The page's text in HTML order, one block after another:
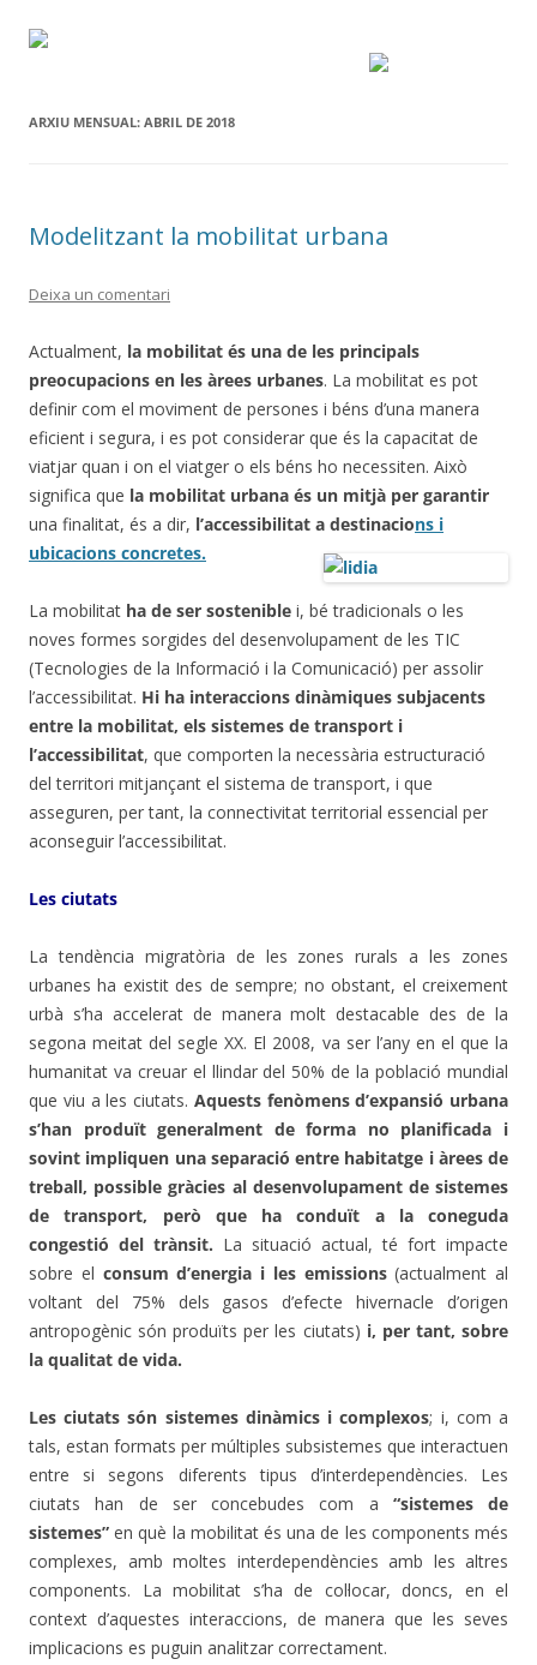
ARXIU MENSUAL: ABRIL DE 2018
Modelitzant la mobilitat urbana
Deixa un comentari
Actualment, la mobilitat és una de les principals
preocupacions en les àrees urbanes. La mobilitat es pot
definir com el moviment de persones i béns d’una manera
eficient i segura, i es pot considerar que és la capacitat de
viatjar quan i on el viatger o els béns ho necessiten. Això
significa que la mobilitat urbana és un mitjà per garantir
una finalitat, és a dir, l’accessibilitat a destinacions i
ubicacions concretes.
La mobilitat ha de ser sostenible i, bé tradicionals o les
noves formes sorgides del desenvolupament de les TIC
(Tecnologies de la Informació i la Comunicació) per assolir
l’accessibilitat. Hi ha interaccions dinàmiques subjacents
entre la mobilitat, els sistemes de transport i
l’accessibilitat, que comporten la necessària estructuració
del territori mitjançant el sistema de transport, i que
asseguren, per tant, la connectivitat territorial essencial per
aconseguir l’accessibilitat.
Les ciutats
La tendència migratòria de les zones rurals a les zones
urbanes ha existit des de sempre; no obstant, el creixement
urbà s’ha accelerat de manera molt destacable des de la
segona meitat del segle XX. El 2008, va ser l’any en el que la
humanitat va creuar el llindar del 50% de la població mundial
que viu a les ciutats. Aquests fenòmens d’expansió urbana
s’han produït generalment de forma no planificada i
sovint impliquen una separació entre habitatge i àrees de
treball, possible gràcies al desenvolupament de sistemes
de transport, però que ha conduït a la coneguda
congestió del trànsit. La situació actual, té fort impacte
sobre el consum d’energia i les emissions(actualment al
voltant del 75% dels gasos d’efecte hivernacle d’origen
antropogènic són produïts per les ciutats) i, per tant, sobre
la qualitat de vida.
Les ciutats són sistemes dinàmics i complexos; i, com a
tals, estan formats per múltiples subsistemes que interactuen
entre si segons diferents tipus d’interdependències. Les
ciutats han de ser concebudes com a “sistemes de
sistemes” en què la mobilitat és una de les components més
complexes, amb moltes interdependències amb les altres
components. La mobilitat s’ha de col·locar, doncs, en el
context d’aquestes interaccions, de manera que les seves
implicacions es puguin analitzar correctament.